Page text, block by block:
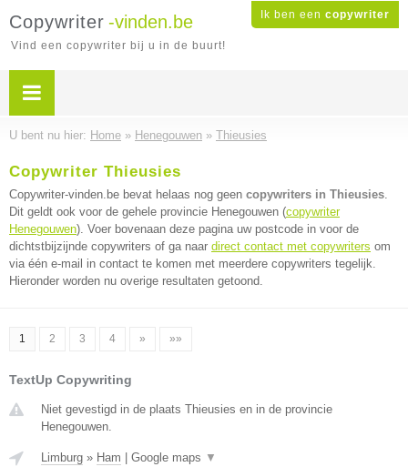
Ik ben een copywriter
Copywriter -vinden.be
Vind een copywriter bij u in de buurt!
U bent nu hier: Home » Henegouwen » Thieusies
Copywriter Thieusies
Copywriter-vinden.be bevat helaas nog geen copywriters in Thieusies.
Dit geldt ook voor de gehele provincie Henegouwen (copywriter
Henegouwen). Voer bovenaan deze pagina uw postcode in voor de
dichtstbijzijnde copywriters of ga naar direct contact met copywriters om
via één e-mail in contact te komen met meerdere copywriters tegelijk.
Hieronder worden nu overige resultaten getoond.
1 2 3 4 » »»
TextUp Copywriting
Niet gevestigd in de plaats Thieusies en in de provincie
Henegouwen.
Limburg » Ham Google maps ▼